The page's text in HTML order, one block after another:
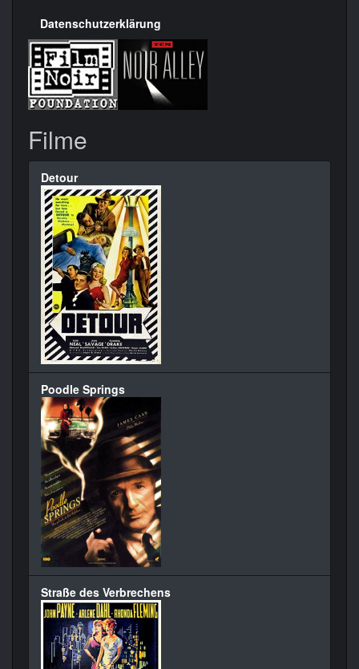
Datenschutzerklärung
Filme
Detour
Poodle Springs
Straße des Verbrechens